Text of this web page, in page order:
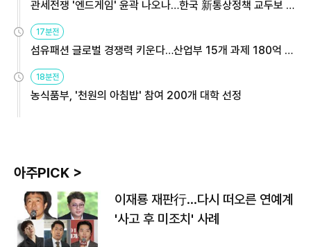
관세전쟁 '엔드게임' 윤곽 나오나…한국 新통상정책 교두보 활
용해야
17분전
섬유패션 글로벌 경쟁력 키운다…산업부 15개 과제 180억 지
원
18분전
농식품부, '천원의 아침밥' 참여 200개 대학 선정
아주PICK >
이재룡 재판行…다시 떠오른 연예계
'사고 후 미조치' 사례